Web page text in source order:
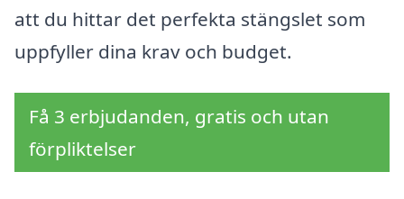
att du hittar det perfekta stängslet som
uppfyller dina krav och budget.
Få 3 erbjudanden, gratis och utan
förpliktelser